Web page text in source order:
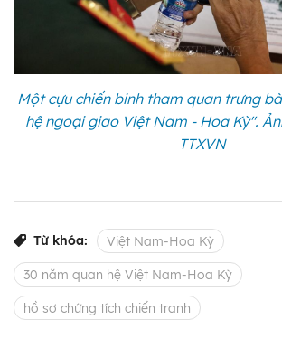
Một cựu chiến binh tham quan trưng
hệ ngoại giao Việt Nam - Hoa Kỳ".
TTXVN
Từ khóa: Việt Nam-Hoa Kỳ
30 năm quan hệ Việt Nam-Hoa Kỳ
hồ sơ chứng tích chiến tranh